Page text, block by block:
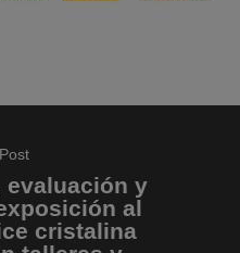
y
al
cristalina